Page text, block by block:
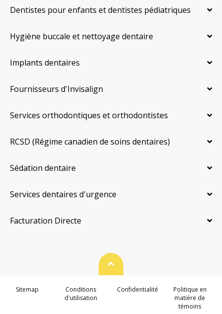
Dentistes pour enfants et dentistes pédiatriques
Hygiène buccale et nettoyage dentaire
Implants dentaires
Fournisseurs d'Invisalign
Services orthodontiques et orthodontistes
RCSD (Régime canadien de soins dentaires)
Sédation dentaire
Services dentaires d'urgence
Facturation Directe
Haut de page
Sitemap
Conditions
d'utilisation
Confidentialité
Politique en
matière de
témoins